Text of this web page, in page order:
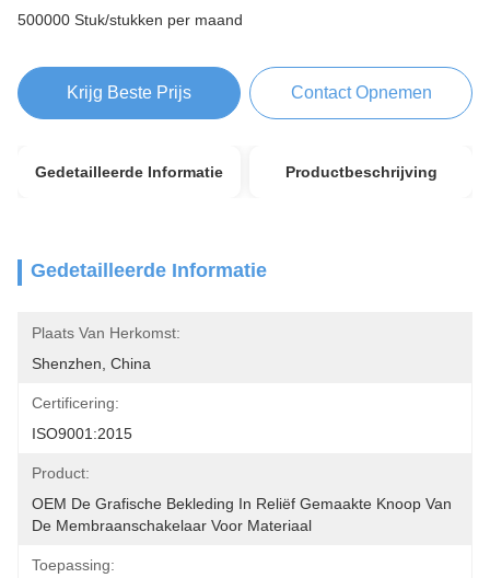
500000 Stuk/stukken per maand
Krijg Beste Prijs Contact Opnemen
Gedetailleerde Informatie Productbeschrijving
Gedetailleerde Informatie
Plaats Van Herkomst:
Shenzhen, China
Certificering:
ISO9001:2015
Product:
OEM De Grafische Bekleding In Reliëf Gemaakte Knoop Van
De Membraanschakelaar Voor Materiaal
Toepassing: